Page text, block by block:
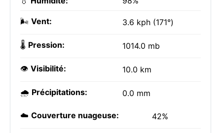
🌬️ Vent: 3.6 kph (171°)
🌡️ Pression: 1014.0 mb
👁️ Visibilité: 10.0 km
🌧️ Précipitations: 0.0 mm
☁️ Couverture nuageuse: 42%